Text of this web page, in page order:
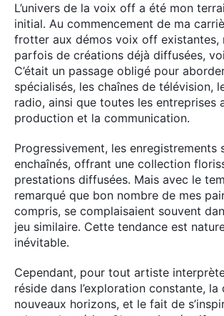
L’univers de la voix off a été mon
initial. Au commencement de ma
frotter aux démos voix off existantes,
parfois de créations déjà diffusées,
C’était un passage obligé pour
spécialisés, les chaînes de télévision,
radio, ainsi que toutes les entreprises
production et la communication.
Progressivement, les enregistrements
enchaînés, offrant une collection
prestations diffusées. Mais avec le
remarqué que bon nombre de mes
compris, se complaisaient souvent
jeu similaire. Cette tendance est
inévitable.
Cependant, pour tout artiste
réside dans l’exploration constante,
nouveaux horizons, et le fait de